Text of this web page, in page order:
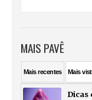
MAIS PAVÊ
Maisrecentes Mais
Dicas